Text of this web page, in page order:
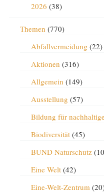
2026 (38)
Themen (770)
Abfallvermeidung (22)
Aktionen (316)
Allgemein (149)
Ausstellung (57)
Bildung für
Biodiversität(45)
BUND Naturschutz
Eine Welt(42)
Eine-Welt-Zentrum